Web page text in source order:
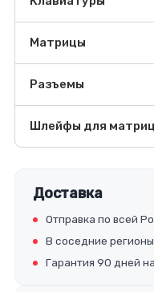
Матрицы
Разъемы
Шлейфы для матриц
Доставка
Отправка по всей
В соседние
Гарантия 90 дней